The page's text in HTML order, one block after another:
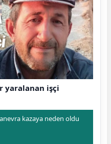
yaralanan işçi
kazaya neden oldu